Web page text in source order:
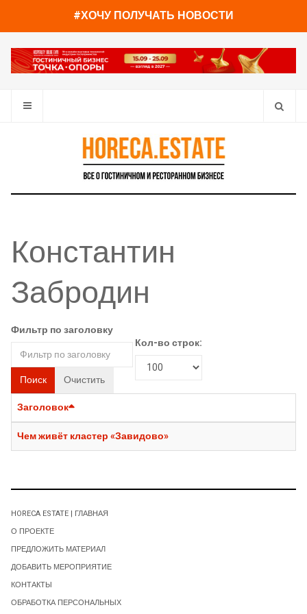
#ХОЧУ ПОЛУЧАТЬ НОВОСТИ
Константин
Забродин
Фильтр по заголовку
Поиск Очистить
Кол-во строк:
Заголовок
Чем живёт кластер «Завидово»
HORECA ESTATE | ГЛАВНАЯ
О ПРОЕКТЕ
ПРЕДЛОЖИТЬ МАТЕРИАЛ
ДОБАВИТЬ МЕРОПРИЯТИЕ
КОНТАКТЫ
ОБРАБОТКА ПЕРСОНАЛЬНЫХ